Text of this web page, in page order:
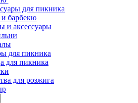
для пикника
и барбекю
и аксессуары
для пикника
для пикника
для розжига